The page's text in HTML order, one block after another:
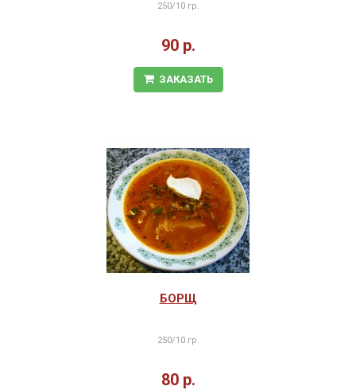
250/10 гр.
90 р.
ЗАКАЗАТЬ
БОРЩ
250/10 гр.
80 р.